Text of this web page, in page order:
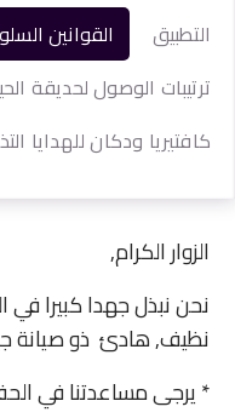
التطبيق
القوانين
ترتيبات الوصول لحديقة
كافتيريا ودكان للهدايا
الزوار الكرام,
نحن نبذل جهدا كبيرا
نظيف, هادئ ذو صيانة
* يرجى مساعدتنا في